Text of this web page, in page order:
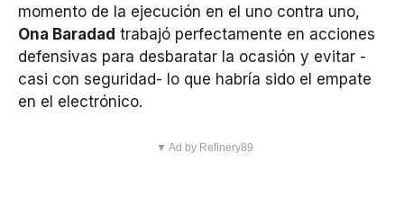
momento de la ejecución en el uno contra uno,
Ona Baradad trabajó perfectamente en acciones
defensivas para desbaratar la ocasión y evitar -
casi con seguridad- lo que habría sido el empate
en el electrónico.
▼ Ad by Refinery89